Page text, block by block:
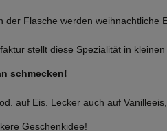
der Flasche werden
stellt diese Spezialität in
schmecken!
auf Eis. Lecker auch auf
Geschenkidee!